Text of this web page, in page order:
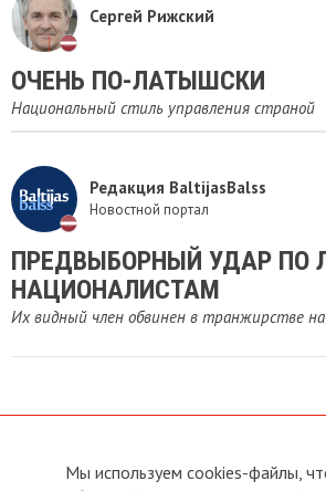
Сергей Рижский
ОЧЕНЬ ПО-ЛАТЫШСКИ
Национальный стиль управления страной
Редакция BaltijasBalss
Новостной портал
​ПРЕДВЫБОРНЫЙ УДАР ПО
НАЦИОНАЛИСТАМ
Их видный член обвинен в транжирстве
О сайте
Прямая
Мы используем cookies-файлы,